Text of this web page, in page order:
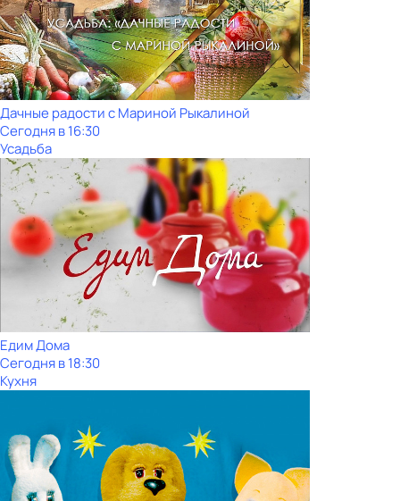
Дачные радости с Мариной Рыкалиной
Сегодня в 16:30
Усадьба
Едим Дома
Сегодня в 18:30
Кухня